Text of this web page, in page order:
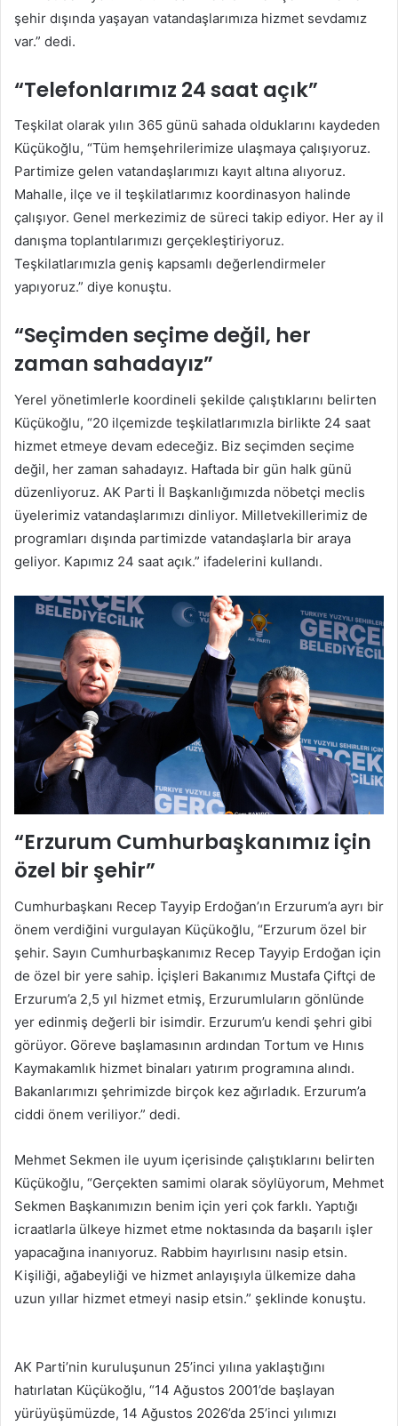
şehir dışında yaşayan vatandaşlarımıza hizmet sevdamız
var.” dedi.
“Telefonlarımız 24 saat açık”
Teşkilat olarak yılın 365 günü sahada olduklarını kaydeden
Küçükoğlu, “Tüm hemşehrilerimize ulaşmaya çalışıyoruz.
Partimize gelen vatandaşlarımızı kayıt altına alıyoruz.
Mahalle, ilçe ve il teşkilatlarımız koordinasyon halinde
çalışıyor. Genel merkezimiz de süreci takip ediyor. Her ay il
danışma toplantılarımızı gerçekleştiriyoruz.
Teşkilatlarımızla geniş kapsamlı değerlendirmeler
yapıyoruz.” diye konuştu.
“Seçimden seçime değil, her
zaman sahadayız”
Yerel yönetimlerle koordineli şekilde çalıştıklarını belirten
Küçükoğlu, “20 ilçemizde teşkilatlarımızla birlikte 24 saat
hizmet etmeye devam edeceğiz. Biz seçimden seçime
değil, her zaman sahadayız. Haftada bir gün halk günü
düzenliyoruz. AK Parti İl Başkanlığımızda nöbetçi meclis
üyelerimiz vatandaşlarımızı dinliyor. Milletvekillerimiz de
programları dışında partimizde vatandaşlarla bir araya
geliyor. Kapımız 24 saat açık.” ifadelerini kullandı.
“Erzurum Cumhurbaşkanımız için
özel bir şehir”
Cumhurbaşkanı Recep Tayyip Erdoğan’ın Erzurum’a ayrı bir
önem verdiğini vurgulayan Küçükoğlu, “Erzurum özel bir
şehir. Sayın Cumhurbaşkanımız Recep Tayyip Erdoğan için
de özel bir yere sahip. İçişleri Bakanımız Mustafa Çiftçi de
Erzurum’a 2,5 yıl hizmet etmiş, Erzurumluların gönlünde
yer edinmiş değerli bir isimdir. Erzurum’u kendi şehri gibi
görüyor. Göreve başlamasının ardından Tortum ve Hınıs
Kaymakamlık hizmet binaları yatırım programına alındı.
Bakanlarımızı şehrimizde birçok kez ağırladık. Erzurum’a
ciddi önem veriliyor.” dedi.
Mehmet Sekmen ile uyum içerisinde çalıştıklarını belirten
Küçükoğlu, “Gerçekten samimi olarak söylüyorum, Mehmet
Sekmen Başkanımızın benim için yeri çok farklı. Yaptığı
icraatlarla ülkeye hizmet etme noktasında da başarılı işler
yapacağına inanıyoruz. Rabbim hayırlısını nasip etsin.
Kişiliği, ağabeyliği ve hizmet anlayışıyla ülkemize daha
uzun yıllar hizmet etmeyi nasip etsin.” şeklinde konuştu.
AK Parti’nin kuruluşunun 25’inci yılına yaklaştığını
hatırlatan Küçükoğlu, “14 Ağustos 2001’de başlayan
yürüyüşümüzde, 14 Ağustos 2026’da 25’inci yılımızı